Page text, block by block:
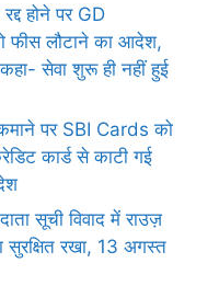
होने पर GD
लौटाने का आदेश,
सेवा शुरू ही नहीं हुई
पर SBI Cards को
कार्ड से काटी गई
सूची विवाद में राउज़
सुरक्षित रखा, 13 अगस्त